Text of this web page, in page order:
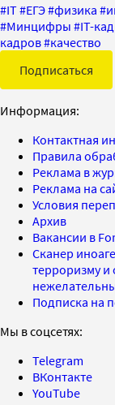
#IT#ЕГЭ#физика #
#Минцифры #IT-
кадров#качество
Подписаться
Информация:
Контактная
Правила
Реклама в
Реклама на
Условия
Архив
Вакансии в
Сканер
терроризму и
Подписка на
Мы в соцсетях:
Telegram
ВКонтакте
YouTube